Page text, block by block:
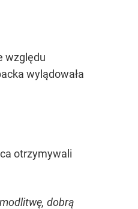
względu
wylądowała
otrzymywali
dobrą